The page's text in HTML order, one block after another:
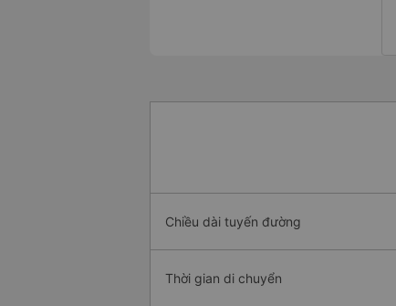
Chiều dài tuyến đường
Thời gian di chuyển